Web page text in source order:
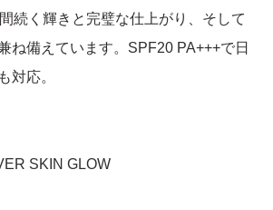
続く輝きと完璧な仕上がり、そして
ね備えています。SPF20 PA+++で日
対応。
SKIN GLOW